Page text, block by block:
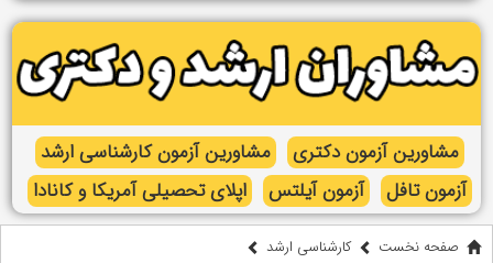
مشاورین آزمون دکتری
مشاورین آزمون کارشناسی ارشد
آزمون تافل
آزمون آیلتس اپلای تحصیلی آمریکا و کانادا
صفحه نخست
کارشناسی ارشد